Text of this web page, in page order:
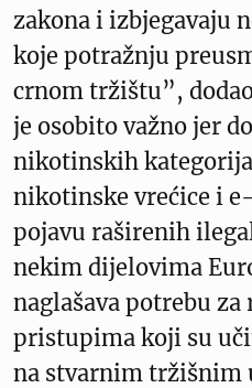
zakona i izbjegavaju
koje potražnju
crnom tržištu”,
je osobito važno jer
nikotinskih
nikotinske vrećice i
pojavu raširenih
nekim dijelovima
naglašava potrebu
pristupima koji su
na stvarnim tržišnim